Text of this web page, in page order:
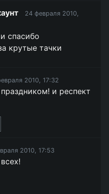
24 февраля 2010,
спасибо
крутые тачки
2010, 17:32
и респект
2010, 17:53